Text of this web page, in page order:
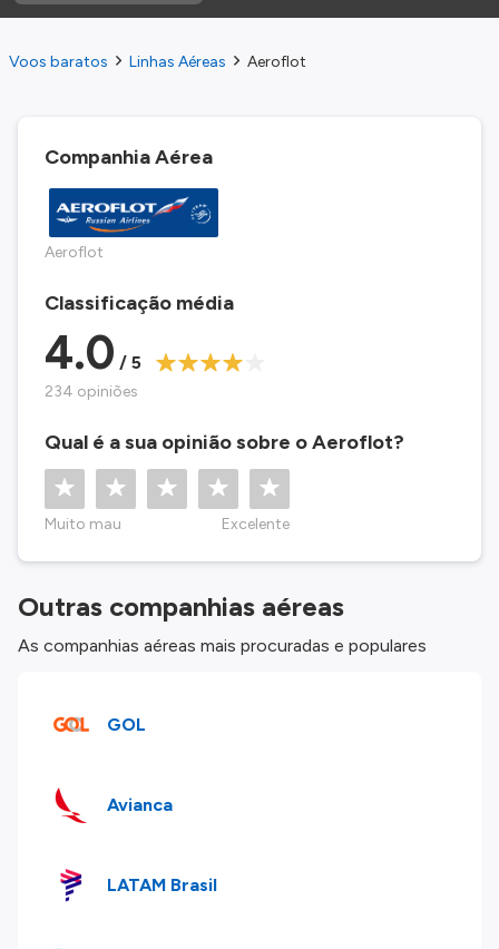
Voos baratos Linhas Aéreas Aeroflot
Companhia Aérea
Aeroflot
Classificação média
4.0 / 5
234 opiniões
Qual é a sua opinião sobre o Aeroflot?
Muito mau Excelente
Outras companhias aéreas
As companhias aéreas mais procuradas e populares
GOL
Avianca
LATAM Brasil